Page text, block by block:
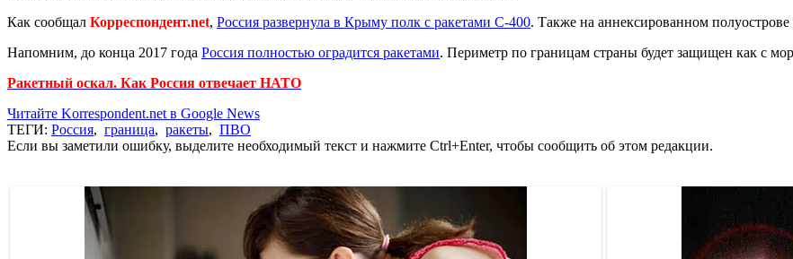
Как сообщал Корреспондент.net, Россия развернула в Крыму полк с ракетами С-400. Также на аннексированном
Напомним, до конца 2017 года Россия полностью оградится ракетами. Периметр по границам страны будет защищен как с
Ракетный оскал. Как Россия отвечает НАТО
Читайте Korrespondent.net в Google News
ТЕГИ: Россия, граница, ракеты, ПВО
Если вы заметили ошибку, выделите необходимый текст и нажмите Ctrl+Enter, чтобы сообщить об этом редакции.